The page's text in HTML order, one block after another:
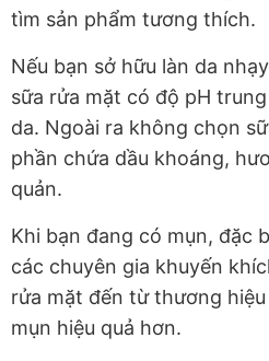
tìm sản phẩm tương thích.
Nếu bạn sở hữu làn da
sữa rửa mặt có độ pH
da. Ngoài ra không chọn
phần chứa dầu khoáng,
quản.
Khi bạn đang có mụn, đặc
các chuyên gia khuyến
rửa mặt đến từ thương
mụn hiệu quả hơn.